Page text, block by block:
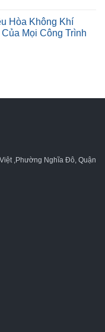
Hòa Không Khí
Mọi Công Trình
,Phường Nghĩa Đô, Quận